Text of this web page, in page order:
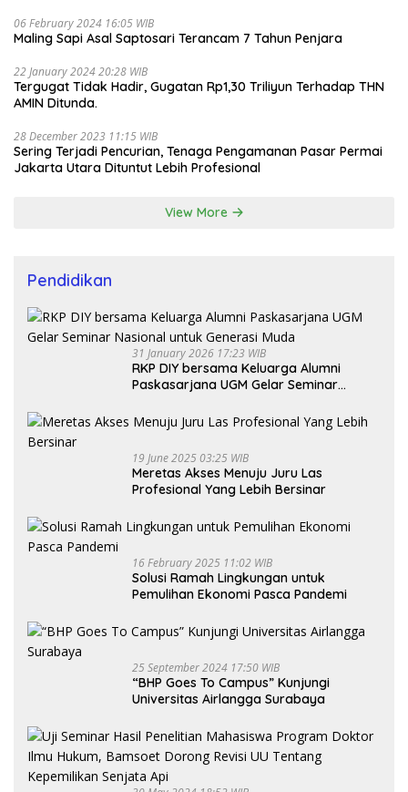
06 February 2024 16:05 WIB
Maling Sapi Asal Saptosari Terancam 7 Tahun Penjara
22 January 2024 20:28 WIB
Tergugat Tidak Hadir, Gugatan Rp1,30 Triliyun Terhadap THN
AMIN Ditunda.
28 December 2023 11:15 WIB
Sering Terjadi Pencurian, Tenaga Pengamanan Pasar Permai
Jakarta Utara Dituntut Lebih Profesional
View More
Pendidikan
31 January 2026 17:23 WIB
RKP DIY bersama Keluarga Alumni
Paskasarjana UGM Gelar Seminar
19 June 2025 03:25 WIB
Meretas Akses Menuju Juru Las
Profesional Yang Lebih Bersinar
16 February 2025 11:02 WIB
Solusi Ramah Lingkungan untuk
Pemulihan Ekonomi Pasca Pandemi
25 September 2024 17:50 WIB
“BHP Goes To Campus” Kunjungi
Universitas Airlangga Surabaya